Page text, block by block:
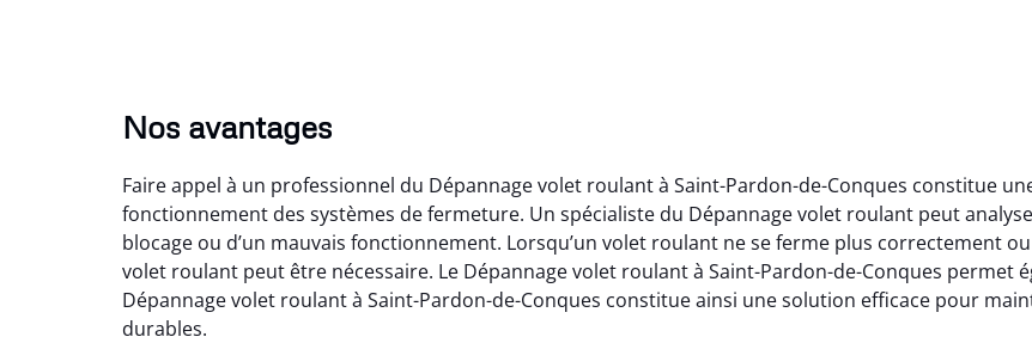
Nos avantages
Faire appel à un professionnel du Dépannage volet roulant à Saint-Pardon-de-Conques constitue
fonctionnement des systèmes de fermeture. Un spécialiste du Dépannage volet roulant peut
blocage ou d’un mauvais fonctionnement. Lorsqu’un volet roulant ne se ferme plus correctement
volet roulant peut être nécessaire. Le Dépannage volet roulant à Saint-Pardon-de-Conques permet
Dépannage volet roulant à Saint-Pardon-de-Conques constitue ainsi une solution efficace pour
durables.